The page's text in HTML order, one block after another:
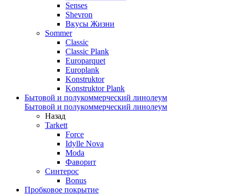
Senses
Shevron
Вкусы Жизни
Sommer
Classic
Classic Plank
Europarquet
Europlank
Konstruktor
Konstruktor Plank
Бытовой и полукоммерческий линолеум
Бытовой и полукоммерческий линолеум
Назад
Tarkett
Force
Idylle Nova
Moda
Фаворит
Синтерос
Bonus
Пробковое покрытие